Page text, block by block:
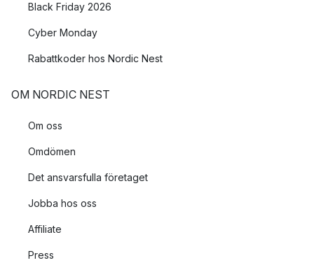
Black Friday 2026
Cyber Monday
Rabattkoder hos Nordic Nest
OM NORDIC NEST
Om oss
Omdömen
Det ansvarsfulla företaget
Jobba hos oss
Affiliate
Press